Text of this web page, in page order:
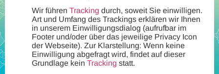
Wir führen Tracking durch, soweit Sie einwilligen.
Art und Umfang des Trackings erklären wir Ihnen
in unserem Einwilligungsdialog (aufrufbar im
Footer und/oder über das jeweilige Privacy Icon
der Webseite). Zur Klarstellung: Wenn keine
Einwilligung abgefragt wird, findet auf dieser
Grundlage kein Tracking statt.